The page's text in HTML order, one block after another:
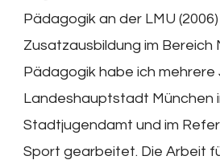
Pädagogik an der LMU
Zusatzausbildung im Bereich
Pädagogik habe ich mehrere
Landeshauptstadt München
Stadtjugendamt und im
Sport gearbeitet. Die Arbeit